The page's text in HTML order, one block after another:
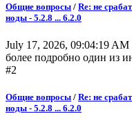
Общие вопросы / Re: не
ноды - 5.2.8 ... 6.2.0
July 17, 2026, 09:04:19 AM
более подробно один из
#2
Общие вопросы / Re: не
ноды - 5.2.8 ... 6.2.0